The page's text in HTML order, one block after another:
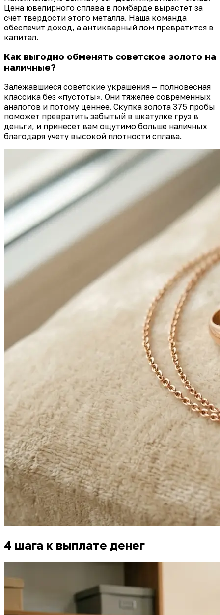
Цена ювелирного сплава в ломбарде вырастет за
счет твердости этого металла. Наша команда
обеспечит доход, а антикварный лом превратится в
капитал.
Как выгодно обменять советское золото на
наличные?
Залежавшиеся советские украшения — полновесная
классика без «пустоты». Они тяжелее современных
аналогов и потому ценнее. Скупка золота 375 пробы
поможет превратить забытый в шкатулке груз в
деньги, и принесет вам ощутимо больше наличных
благодаря учету высокой плотности сплава.
4 шага к выплате денег